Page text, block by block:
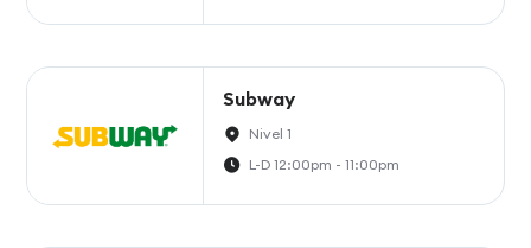
Subway
Nivel 1
L-D 12:00pm - 11:00pm